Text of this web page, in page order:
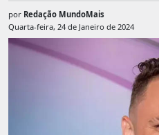
por Redação MundoMais
Quarta-feira, 24 de Janeiro de 2024